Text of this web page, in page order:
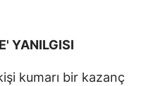
YANILGISI
kumarı bir kazanç